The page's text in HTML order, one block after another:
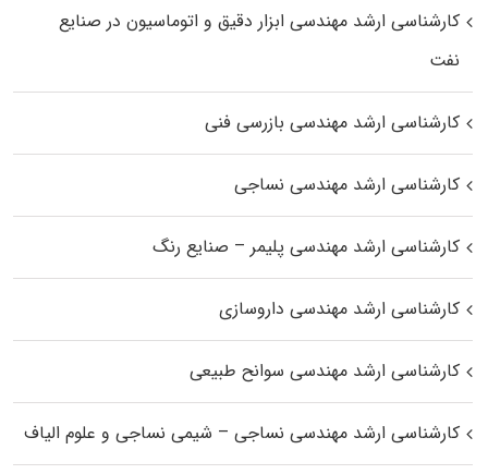
کارشناسی ارشد مهندسی ابزار دقیق و اتوماسیون در صنایع
نفت
کارشناسی ارشد مهندسی بازرسی فنی
کارشناسی ارشد مهندسی نساجی
کارشناسی ارشد مهندسی پلیمر – صنایع رنگ
کارشناسی ارشد مهندسی داروسازی
کارشناسی ارشد مهندسی سوانح طبیعی
کارشناسی ارشد مهندسی نساجی – شیمی نساجی و علوم الیاف